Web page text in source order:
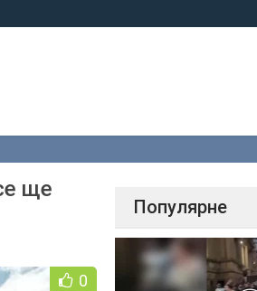
ще
0
Популярне